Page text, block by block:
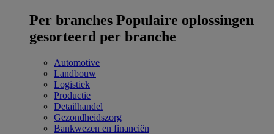
Per branches Populaire oplossingen
gesorteerd per branche
Automotive
Landbouw
Logistiek
Productie
Detailhandel
Gezondheidszorg
Bankwezen en financiën